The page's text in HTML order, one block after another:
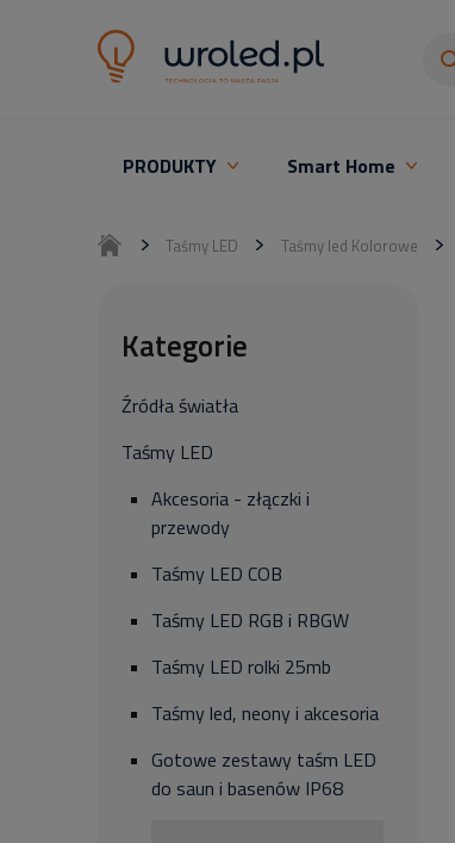
PRODUKTY Smart Home
Taśmy LED Taśmy led Kolorowe
Kategorie
Źródła światła
Taśmy LED
Akcesoria - złączki i
przewody
Taśmy LED COB
Taśmy LED RGB i RBGW
Taśmy LED rolki 25mb
Taśmy led, neony i akcesoria
Gotowe zestawy taśm LED
do saun i basenów IP68